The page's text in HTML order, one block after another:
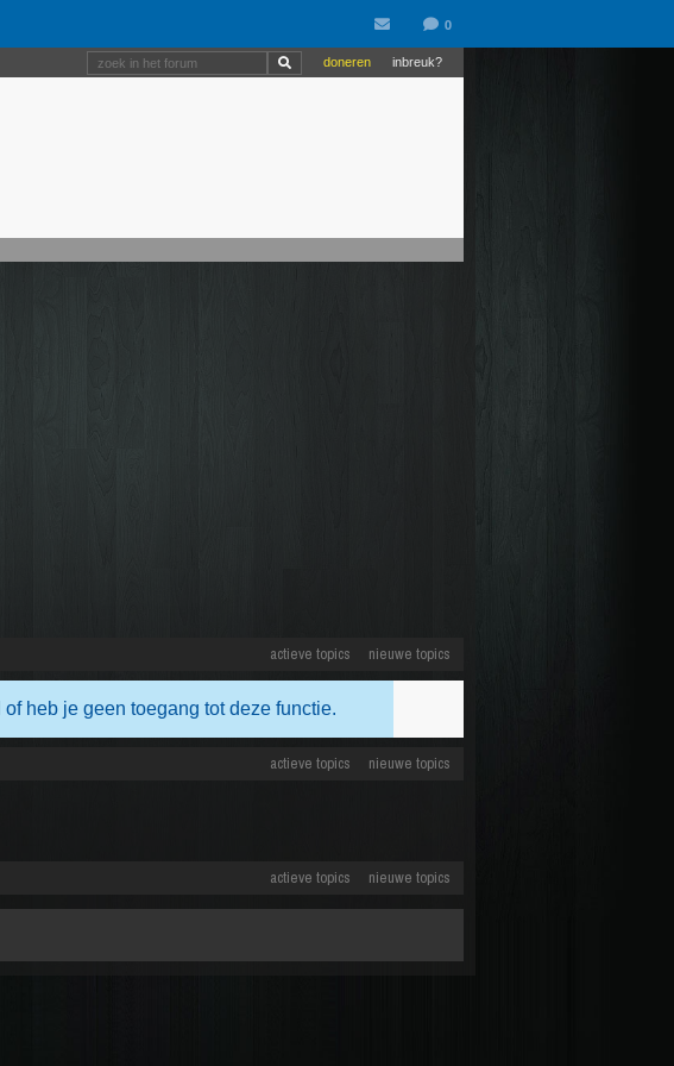
inbreuk?
doneren
actieve topics nieuwe topics
of heb je geen toegang tot deze functie.
actieve topics nieuwe topics
actieve topics nieuwe topics